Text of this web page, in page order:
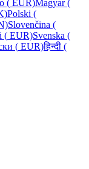
( EUR)Magyar(
Polski (
Slovenčina (
( EUR)Svenska (
( EUR)हिन्दी (